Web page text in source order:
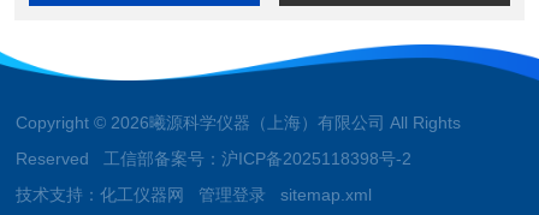
Copyright © 2026曦源科学仪器（上海）有限公司 All Rights
Reserved 工信部备案号：沪ICP备2025118398号-2
技术支持：化工仪器网 管理登录 sitemap.xml